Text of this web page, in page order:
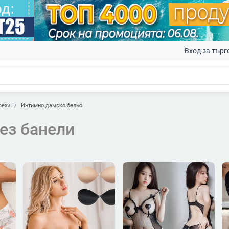
Вход за
Интимно дамско бельо
банели